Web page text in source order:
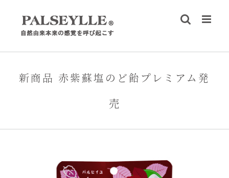
content
新商品 赤紫蘇塩のど飴プレミアム発
売